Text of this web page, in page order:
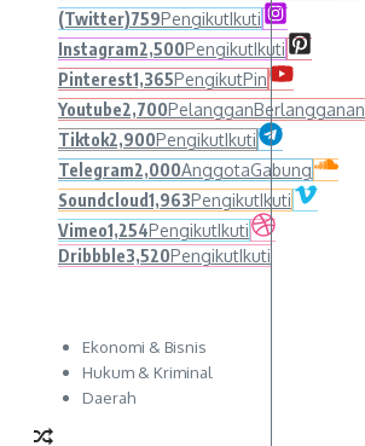
(Twitter)759PengikutIkuti
Instagram2,500PengikutIkuti
Pinterest1,365PengikutPin
Youtube2,700PelangganBerlangganan
Tiktok2,900PengikutIkuti
Telegram2,000AnggotaGabung
Soundcloud1,963PengikutIkuti
Vimeo1,254PengikutIkuti
Dribbble3,520PengikutIkuti
Ekonomi & Bisnis
Hukum & Kriminal
Daerah